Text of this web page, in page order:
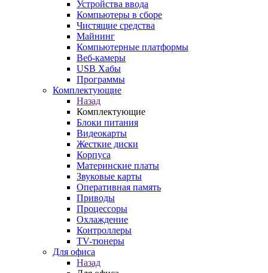
Устройства ввода
Компьютеры в сборе
Чистящие средства
Майнинг
Компьютерные платформы
Веб-камеры
USB Хабы
Программы
Комплектующие
Назад
Комплектующие
Блоки питания
Видеокарты
Жесткие диски
Корпуса
Материнские платы
Звуковые карты
Оперативная память
Приводы
Процессоры
Охлаждение
Контроллеры
TV-тюнеры
Для офиса
Назад